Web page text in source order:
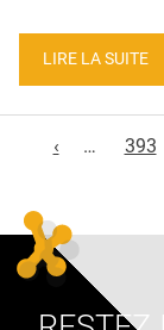
LIRE LA SUITE
‹
… 393